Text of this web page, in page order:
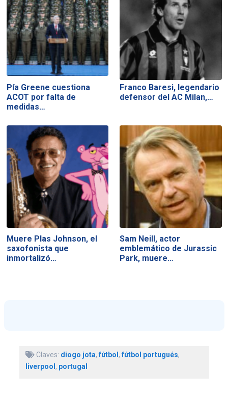
Pía Greene cuestiona
ACOT por falta de
medidas…
Franco Baresi, legendario
defensor del AC Milan,…
Muere Plas Johnson, el
saxofonista que
inmortalizó…
Sam Neill, actor
emblemático de Jurassic
Park, muere…
Claves: diogo jota,fútbol,fútbol portugués,
liverpool, portugal